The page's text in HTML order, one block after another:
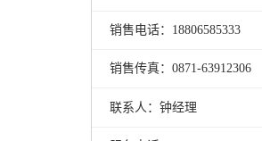
销售电话：18806585333
销售传真：0871-63912306
联系人：钟经理